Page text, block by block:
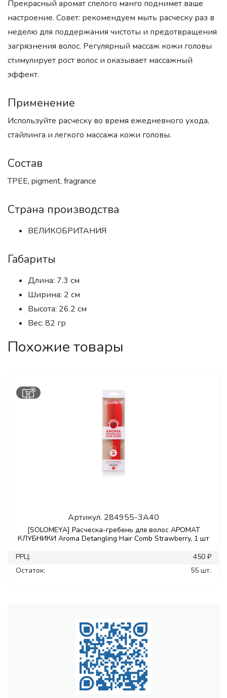
Прекрасный аромат спелого манго поднимет ваше
настроение. Совет: рекомендуем мыть расческу раз в
неделю для поддержания чистоты и предотвращения
загрязнения волос. Регулярный массаж кожи головы
стимулирует рост волос и оказывает массажный
эффект.
Применение
Используйте расческу во время ежедневного ухода,
стайлинга и легкого массажа кожи головы.
Состав
TPEE, pigment, fragrance
Страна производства
ВЕЛИКОБРИТАНИЯ
Габариты
Длина: 7.3 см
Ширина: 2 см
Высота: 26.2 см
Вес: 82 гр
Похожие товары
Артикул. 284955-3A40
[SOLOMEYA] Расческа-гребень для волос АРОМАТ
КЛУБНИКИ Aroma Detangling Hair Comb Strawberry, 1 шт
РРЦ:
450 ₽
Остаток:
55 шт.